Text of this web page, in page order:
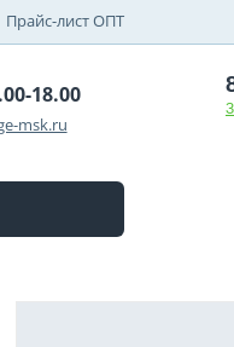
Прайс-лист ОПТ
18.00
msk.ru